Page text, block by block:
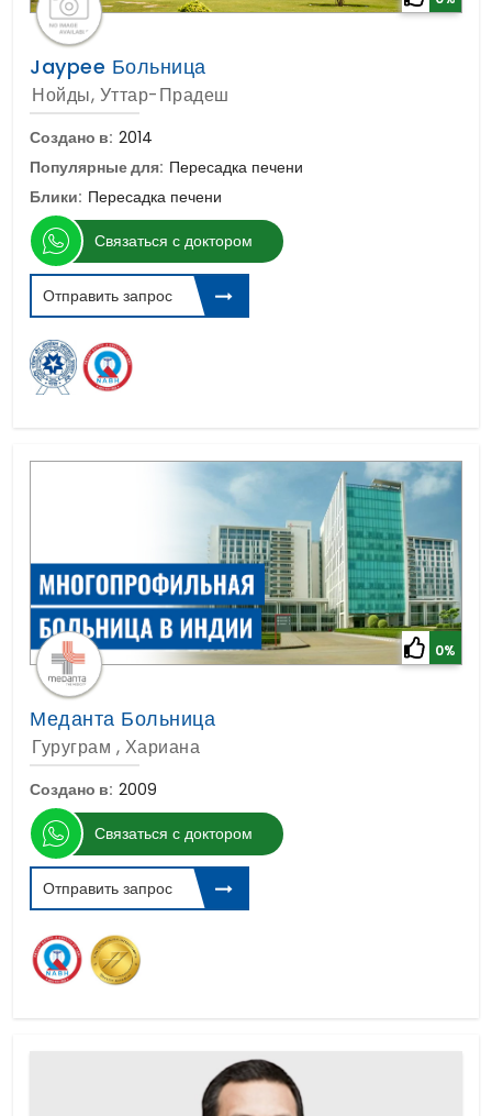
Jaypee Больница
Нойды, Уттар-Прадеш
Создано в: 2014
Популярные для: Пересадка печени
Блики: Пересадка печени
Связаться с доктором
Отправить запрос
0%
Меданта Больница
Гуруграм , Хариана
Создано в: 2009
Связаться с доктором
Отправить запрос